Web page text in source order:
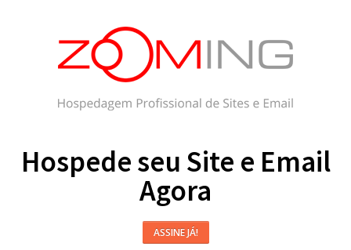
Hospede seu Site e Email
Agora
ASSINE JÁ!